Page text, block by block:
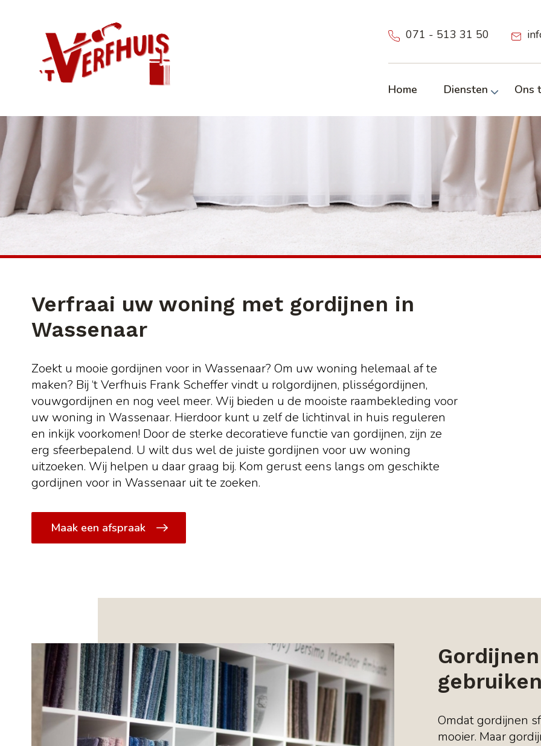
071 - 513 31 50
Home Diensten Ons
Verfraai uw woning met gordijnen in
Wassenaar
Zoekt u mooie gordijnen voor in Wassenaar? Om uw woning helemaal af te
maken? Bij ‘t Verfhuis Frank Scheffer vindt u rolgordijnen, plisségordijnen,
vouwgordijnen en nog veel meer. Wij bieden u de mooiste raambekleding voor
uw woning in Wassenaar. Hierdoor kunt u zelf de lichtinval in huis reguleren
en inkijk voorkomen! Door de sterke decoratieve functie van gordijnen, zijn ze
erg sfeerbepalend. U wilt dus wel de juiste gordijnen voor uw woning
uitzoeken. Wij helpen u daar graag bij. Kom gerust eens langs om geschikte
gordijnen voor in Wassenaar uit te zoeken.
Maak een afspraak
Omdat gordijnen
mooier. Maar